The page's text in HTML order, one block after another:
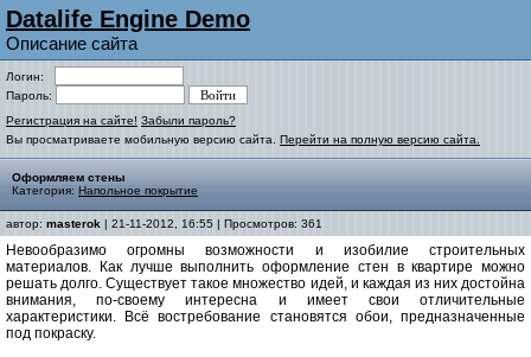
Datalife Engine Demo
Описание сайта
Логин:
Пароль:
Регистрация на сайте! Забыли пароль?
Вы просматриваете мобильную версию сайта. Перейти на полную версию сайта.
Оформляем стены
Категория: Напольное покрытие
автор: masterok | 21-11-2012, 16:55 | Просмотров: 361
Невообразимо огромны возможности и изобилие строительных
материалов. Как лучше выполнить оформление стен в квартире можно
решать долго. Существует такое множество идей, и каждая из них достойна
внимания, по-своему интересна и имеет свои отличительные
характеристики. Всё востребование становятся обои, предназначенные
под покраску.